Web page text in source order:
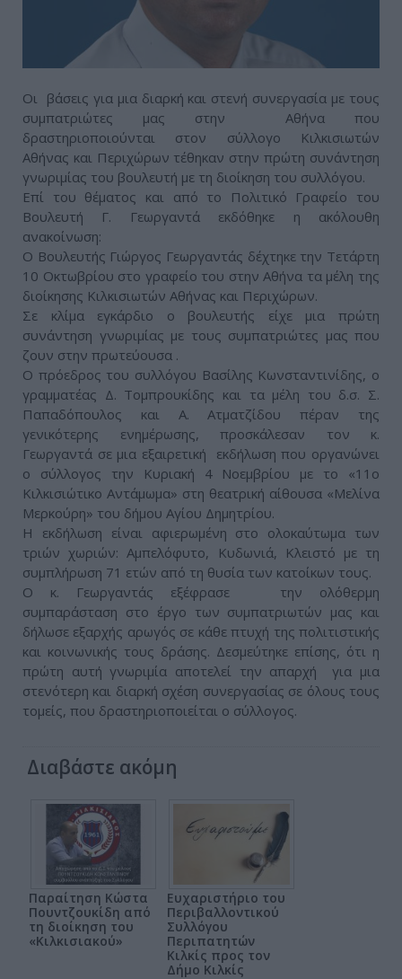
Οι βάσεις για μια διαρκή και στενή συνεργασία με τους
συμπατριώτες μας στην Αθήνα που
δραστηριοποιούνται στον σύλλογο Κιλκισιωτών
Αθήνας και Περιχώρων τέθηκαν στην πρώτη συνάντηση
γνωριμίας του βουλευτή με τη διοίκηση του συλλόγου.
Επί του θέματος και από το Πολιτικό Γραφείο του
Βουλευτή Γ. Γεωργαντά εκδόθηκε η ακόλουθη
ανακοίνωση:
Ο Βουλευτής Γιώργος Γεωργαντάς δέχτηκε την Τετάρτη
10 Οκτωβρίου στο γραφείο του στην Αθήνα τα μέλη της
διοίκησης Κιλκισιωτών Αθήνας και Περιχώρων.
Σε κλίμα εγκάρδιο ο βουλευτής είχε μια πρώτη
συνάντηση γνωριμίας με τους συμπατριώτες μας που
ζουν στην πρωτεύουσα .
Ο πρόεδρος του συλλόγου Βασίλης Κωνσταντινίδης, ο
γραμματέας Δ. Τομπρουκίδης και τα μέλη του δ.σ. Σ.
Παπαδόπουλος και Α. Ατματζίδου πέραν της
γενικότερης ενημέρωσης, προσκάλεσαν τον κ.
Γεωργαντά σε μια εξαιρετική εκδήλωση που οργανώνει
ο σύλλογος την Κυριακή 4 Νοεμβρίου με το «11ο
Κιλκισιώτικο Αντάμωμα» στη θεατρική αίθουσα «Μελίνα
Μερκούρη» του δήμου Αγίου Δημητρίου.
Η εκδήλωση είναι αφιερωμένη στο ολοκαύτωμα των
τριών χωριών: Αμπελόφυτο, Κυδωνιά, Κλειστό με τη
συμπλήρωση 71 ετών από τη θυσία των κατοίκων τους.
Ο κ. Γεωργαντάς εξέφρασε την ολόθερμη
συμπαράσταση στο έργο των συμπατριωτών μας και
δήλωσε εξαρχής αρωγός σε κάθε πτυχή της πολιτιστικής
και κοινωνικής τους δράσης. Δεσμεύτηκε επίσης, ότι η
πρώτη αυτή γνωριμία αποτελεί την απαρχή για μια
στενότερη και διαρκή σχέση συνεργασίας σε όλους τους
τομείς, που δραστηριοποιείται ο σύλλογος.
Διαβάστε ακόμη
Παραίτηση Κώστα
Πουντζουκίδη από
τη διοίκηση του
«Κιλκισιακού»
Ευχαριστήριο του
Περιβαλλοντικού
Συλλόγου
Περιπατητών
Κιλκίς προς τον
Δήμο Κιλκίς